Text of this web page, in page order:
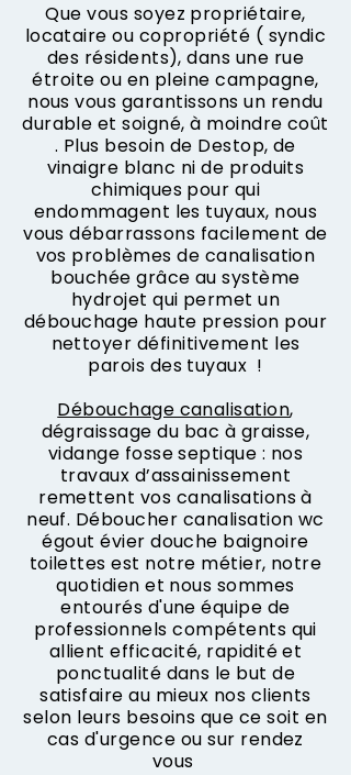
Que vous soyez propriétaire,
locataire ou copropriété ( syndic
des résidents), dans une rue
étroite ou en pleine campagne,
nous vous garantissons un rendu
durable et soigné, à moindre coût
. Plus besoin de Destop, de
vinaigre blanc ni de produits
chimiques pour qui
endommagent les tuyaux, nous
vous débarrassons facilement de
vos problèmes de canalisation
bouchée grâce au système
hydrojet qui permet un
débouchage haute pression pour
nettoyer définitivement les
parois des tuyaux !
Débouchage canalisation,
dégraissage du bac à graisse,
vidange fosse septique : nos
travaux d’assainissement
remettent vos canalisations à
neuf. Déboucher canalisation wc
égout évier douche baignoire
toilettes est notre métier, notre
quotidien et nous sommes
entourés d'une équipe de
professionnels compétents qui
allient efficacité, rapidité et
ponctualité dans le but de
satisfaire au mieux nos clients
selon leurs besoins que ce soit en
cas d'urgence ou sur rendez
vous